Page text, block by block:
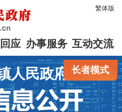
繁体版
应 办事服务 互动交流
长者模式
人民政府